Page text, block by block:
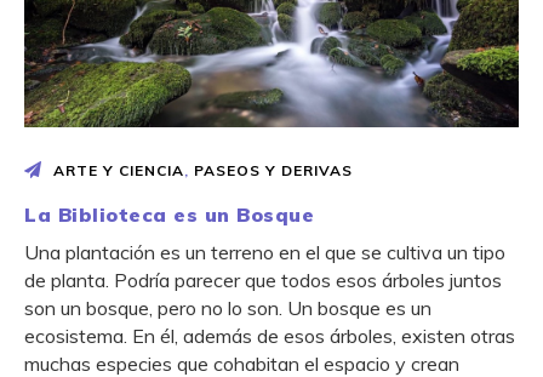
ARTE Y CIENCIA PASEOS Y DERIVAS
La Biblioteca es un Bosque
Una plantación es un terreno en el que se cultiva un tipo
de planta. Podría parecer que todos esos árboles juntos
son un bosque, pero no lo son. Un bosque es un
ecosistema. En él, además de esos árboles, existen otras
muchas especies que cohabitan el espacio y crean